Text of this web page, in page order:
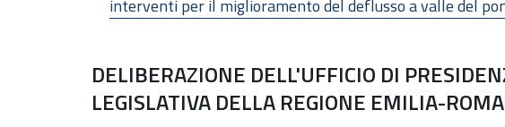
interventi per il miglioramento del deflusso a valle del
DELIBERAZIONE DELL'UFFICIO DI
LEGISLATIVA DELLA REGIONE EMILIA-